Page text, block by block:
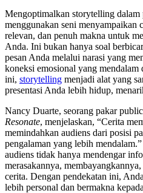
Mengoptimalkan storytelling dalam
menggunakan seni menyampaikan
relevan, dan penuh makna untuk
Anda. Ini bukan hanya soal
pesan Anda melalui narasi yang
koneksi emosional yang mendalam
ini, storytelling menjadi alat yang
presentasi Anda lebih hidup,
Nancy Duarte, seorang pakar
Resonate, menjelaskan, “Cerita
memindahkan audiens dari posisi
pengalaman yang lebih
audiens tidak hanya mendengar
merasakannya,
cerita. Dengan pendekatan ini,
lebih personal dan bermakna